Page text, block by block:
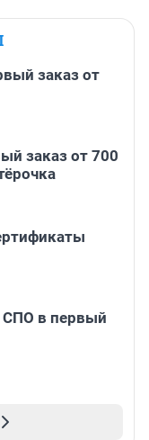
заказ от
заказ от 700
СПО в первый